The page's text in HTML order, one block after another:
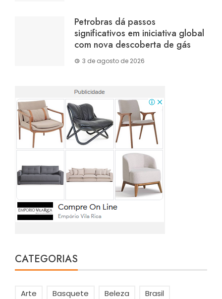
Petrobras dá passos
significativos em iniciativa global
com nova descoberta de gás
3 de agosto de 2026
CATEGORIAS
Arte Basquete Beleza
Brasil